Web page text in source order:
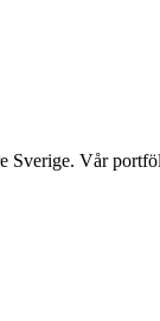
Sverige. Vår